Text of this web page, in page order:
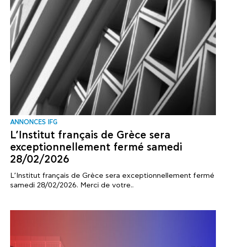
ANNONCES IFG
L’Institut français de Grèce sera
exceptionnellement fermé samedi
28/02/2026
L’Institut français de Grèce sera exceptionnellement fermé
samedi 28/02/2026. Merci de votre..